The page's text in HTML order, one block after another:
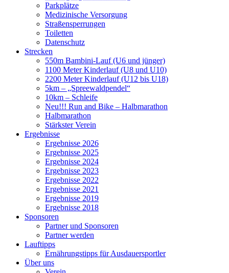
Parkplätze
Medizinische Versorgung
Straßensperrungen
Toiletten
Datenschutz
Strecken
550m Bambini-Lauf (U6 und jünger)
1100 Meter Kinderlauf (U8 und U10)
2200 Meter Kinderlauf (U12 bis U18)
5km – „Spreewaldpendel“
10km – Schleife
Neu!!! Run and Bike – Halbmarathon
Halbmarathon
Stärkster Verein
Ergebnisse
Ergebnisse 2026
Ergebnisse 2025
Ergebnisse 2024
Ergebnisse 2023
Ergebnisse 2022
Ergebnisse 2021
Ergebnisse 2019
Ergebnisse 2018
Sponsoren
Partner und Sponsoren
Partner werden
Lauftipps
Ernährungstipps für Ausdauersportler
Über uns